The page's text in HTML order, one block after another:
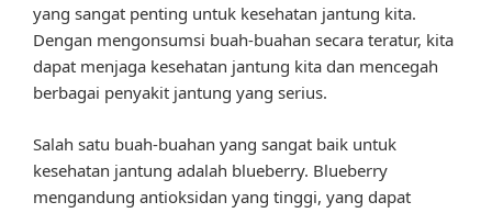
yang sangat penting untuk kesehatan jantung kita.
Dengan mengonsumsi buah-buahan secara teratur, kita
dapat menjaga kesehatan jantung kita dan mencegah
berbagai penyakit jantung yang serius.
Salah satu buah-buahan yang sangat baik untuk
kesehatan jantung adalah blueberry. Blueberry
mengandung antioksidan yang tinggi, yang dapat